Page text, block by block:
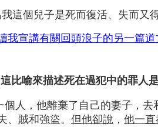
這個兒子是死而復活、失而又
我宣講有關回頭浪子的另一篇道
比喻來描述死在過犯中的罪人
個人，他離棄了自己的妻子，
、賊和強盜。 但他卻說 ， 他一直